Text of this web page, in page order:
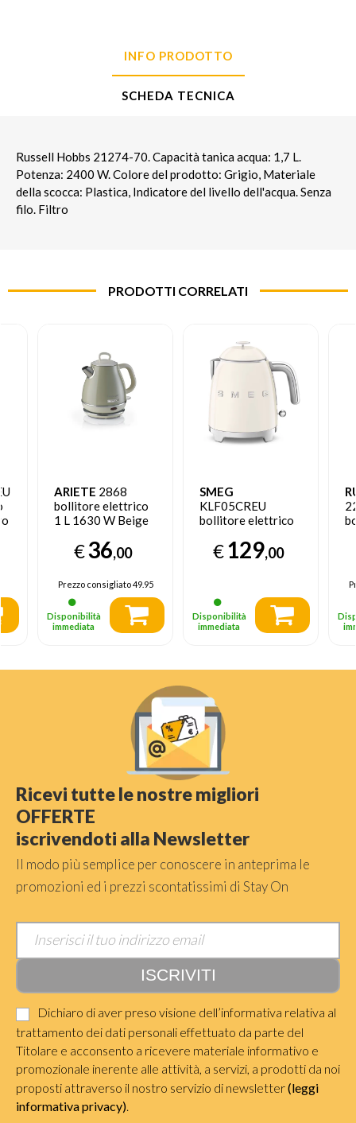
INFO PRODOTTO
SCHEDA TECNICA
Russell Hobbs 21274-70. Capacità tanica acqua: 1,7 L.
Potenza: 2400 W. Colore del prodotto: Grigio, Materiale
della scocca: Plastica, Indicatore del livello dell'acqua. Senza
filo. Filtro
PRODOTTI CORRELATI
ARIETE 2868
bollitore elettrico
1 L 1630 W Beige
€36,00
Prezzo consigliato49.95
Disponibilità
immediata
SMEG
KLF05CREU
bollitore elettrico
Beige
€129,00
Disponibilità
immediata
Ricevi tutte le nostre migliori
OFFERTE
iscrivendoti alla Newsletter
Il modo più semplice per conoscere in anteprima le
promozioni ed i prezzi scontatissimi di Stay On
Dichiaro di aver preso visione dell’informativa relativa al
trattamento dei dati personali effettuato da parte del
Titolare e acconsento a ricevere materiale informativo e
promozionale inerente alle attività, a servizi, a prodotti da noi
proposti attraverso il nostro servizio di newsletter(leggi
informativa privacy)